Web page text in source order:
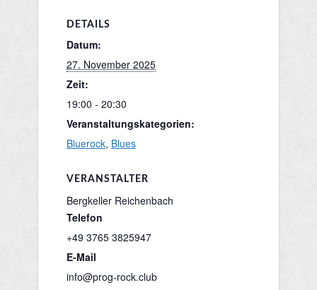
DETAILS
Datum:
27. November 2025
Zeit:
19:00 - 20:30
Veranstaltungskategorien:
Bluerock, Blues
VERANSTALTER
Bergkeller Reichenbach
Telefon
+49 3765 3825947
E-Mail
info@prog-rock.club